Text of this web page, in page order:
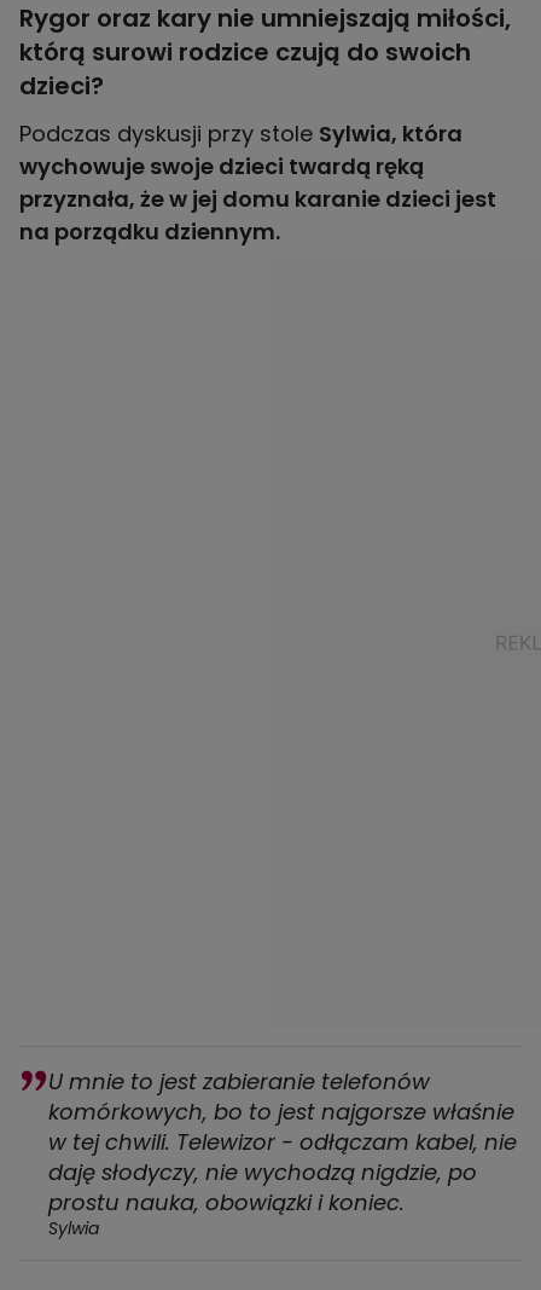
Rygor oraz kary nie umniejszają miłości,
którą surowi rodzice czują do swoich
dzieci?
Podczas dyskusji przy stole Sylwia, która
wychowuje swoje dzieci twardą ręką
przyznała, że w jej domu karanie dzieci jest
na porządku dziennym.
U mnie to jest zabieranie telefonów
komórkowych, bo to jest najgorsze właśnie
w tej chwili. Telewizor - odłączam kabel, nie
daję słodyczy, nie wychodzą nigdzie, po
prostu nauka, obowiązki i koniec.
Sylwia